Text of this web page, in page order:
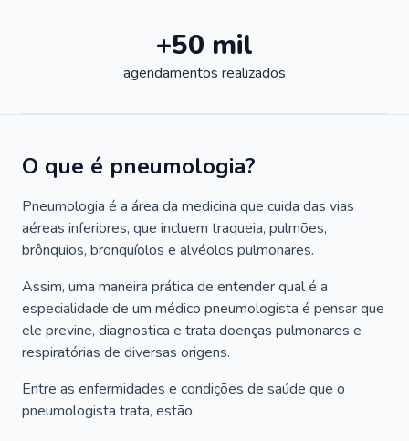
+50 mil
agendamentos realizados
O que é pneumologia?
Pneumologia é a área da medicina que cuida das vias
aéreas inferiores, que incluem traqueia, pulmões,
brônquios, bronquíolos e alvéolos pulmonares.
Assim, uma maneira prática de entender qual é a
especialidade de um médico pneumologista é pensar que
ele previne, diagnostica e trata doenças pulmonares e
respiratórias de diversas origens.
Entre as enfermidades e condições de saúde que o
pneumologista trata, estão: